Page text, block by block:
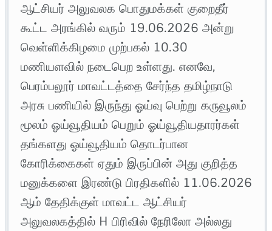
ஆட்சியர் அலுவலக பொதுமக்கள் குறைதீர்
கூட்ட அரங்கில் வரும் 19.06.2026 அன்று
வெள்ளிக்கிழமை முற்பகல் 10.30
மணியளவில் நடைபெற உள்ளது. எனவே,
பெரம்பலூர் மாவட்டத்தை சேர்ந்த தமிழ்நாடு
அரசு பணியில் இருந்து ஓய்வு பெற்று கருவூலம்
மூலம் ஓய்வூதியம் பெறும் ஓய்வூதியதாரர்கள்
தங்களது ஓய்வூதியம் தொடர்பான
கோரிக்கைகள் ஏதும் இருப்பின் அது குறித்த
மனுக்களை இரண்டு பிரதிகளில் 11.06.2026
ஆம் தேதிக்குள் மாவட்ட ஆட்சியர்
அலுவலகத்தில் H பிரிவில் நேரிலோ அல்லது